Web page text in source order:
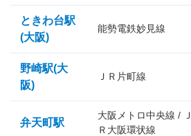
ときわ台駅
(大阪)
能勢電鉄妙見線
野崎駅(大
阪)
ＪＲ片町線
弁天町駅
大阪メトロ中央線 / Ｊ
Ｒ大阪環状線